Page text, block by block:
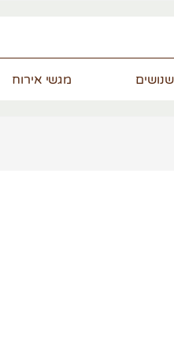
מגשי אירוח